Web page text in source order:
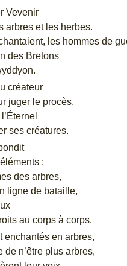
Vevenir
arbres et les herbes.
les hommes de
des Bretons
créateur
juger le procès,
ses créatures.
:
des arbres,
ligne de bataille,
au corps à corps.
enchantés en arbres,
de n’être plus arbres,